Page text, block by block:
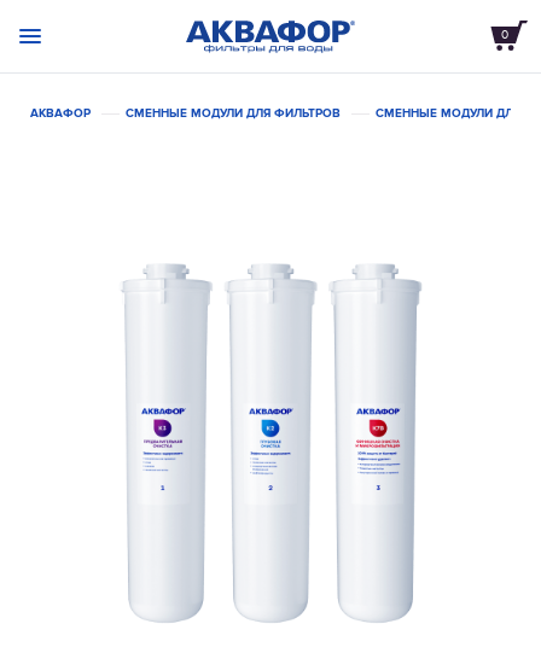
0
АКВАФОР СМЕННЫЕ МОДУЛИ ДЛЯ ФИЛЬТРОВ СМЕННЫЕ МОДУЛИ ДЛЯ